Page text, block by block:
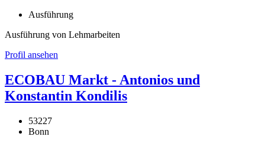
Ausführung
Ausführung von Lehmarbeiten
Profil ansehen
ECOBAU Markt - Antonios und
Konstantin Kondilis
53227
Bonn